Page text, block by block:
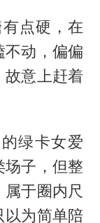
点硬，在
不动，偏偏
故意上赶着
绿卡女爱
场子，但整
于圈内尺
以为简单陪